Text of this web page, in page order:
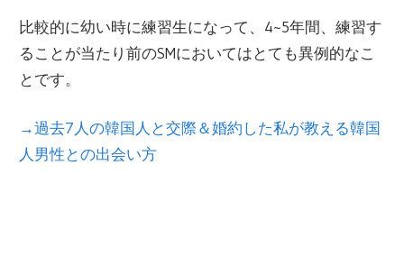
比較的に幼い時に練習生になって、4~5年間、練習す
ることが当たり前のSMにおいてはとても異例的なこ
とです。
→過去7人の韓国人と交際＆婚約した私が教える韓国
人男性との出会い方